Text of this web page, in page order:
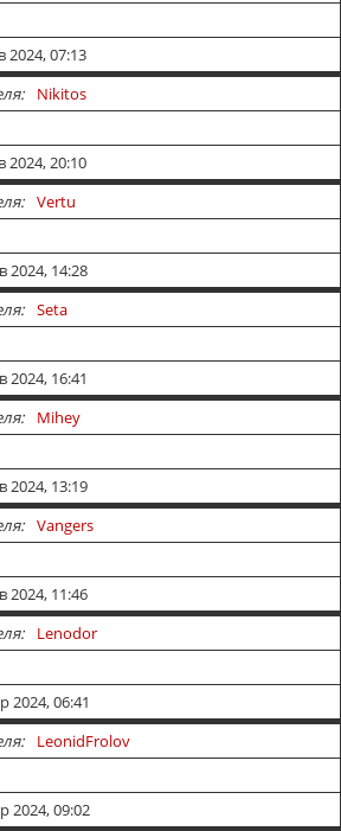
2024, 07:13
Nikitos
2024, 20:10
Vertu
2024, 14:28
Seta
2024, 16:41
Mihey
2024, 13:19
Vangers
2024, 11:46
Lenodor
2024, 06:41
LeonidFrolov
2024, 09:02